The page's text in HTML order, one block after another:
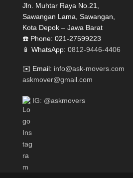
Jln. Muhtar Raya No.21,
Sawangan Lama, Sawangan,
Kota Depok – Jawa Barat
☎️ Phone: 021-27599223
📱 WhatsApp: 0812-9446-4406
✉️ Email: info@ask-movers.com
askmover@gmail.com
IG: @askmovers